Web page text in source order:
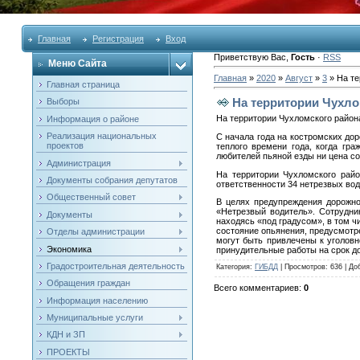
Главная Регистрация Вход
Меню Сайта
Главная страница
Выборы
Информация о районе
Реализация национальных
проектов
Администрация
Документы собрания депутатов
Общественный совет
Документы
Отделы администрации
Экономика
Градостроительная деятельность
Обращения граждан
Информация населению
Муниципальные услуги
КДН и ЗП
ПРОЕКТЫ
Приветствую Вас Гость· RSS
Главная» 2020 » Август » 3» На
На территории
На территории Чухломского
С начала года на костромских
теплого времени года, когда
любителей пьяной езды ни цена
На территории Чухломского
ответственности 34 нетрезвых
В целях предупреждения
«Нетрезвый водитель».
находясь «под градусом», в том
состояние опьянения,
могут быть привлечены к
принудительные работы на срок
Категория: ГИБДД| Просмотров: 636 |
Всего комментариев: 0